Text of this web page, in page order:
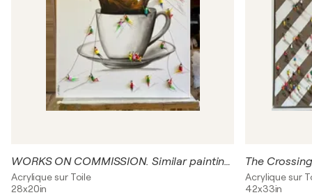
WORKS ON COMMISSION. Similar paintings
Acrylique sur Toile
28x20in
The Crossing
Acrylique sur
42x33in